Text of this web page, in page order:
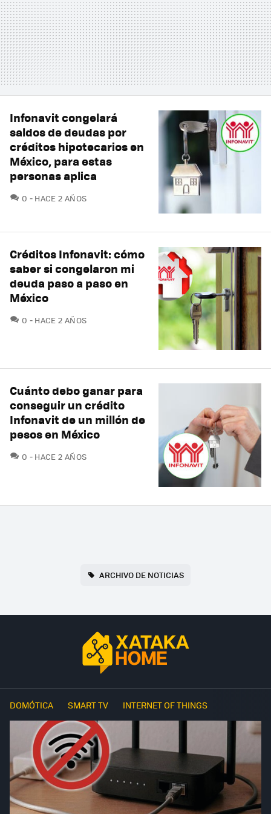
Infonavit congelará
saldos de deudas por
créditos hipotecarios en
México, para estas
personas aplica
0 COMENTARIOS
HACE 2 AÑOS
Créditos Infonavit: cómo
saber si congelaron mi
deuda paso a paso en
México
0 COMENTARIOS
HACE 2 AÑOS
Cuánto debo ganar para
conseguir un crédito
Infonavit de un millón de
pesos en México
0 COMENTARIOS
HACE 2 AÑOS
ARCHIVO DE NOTICIAS
DOMÓTICA SMART TV INTERNET OF THINGS